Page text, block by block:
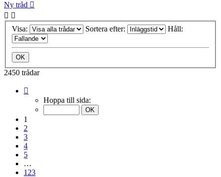
Ny tråd
Visa: Sortera efter: Håll:
2450 trådar
Hoppa till sida:
1
2
3
4
5
…
123